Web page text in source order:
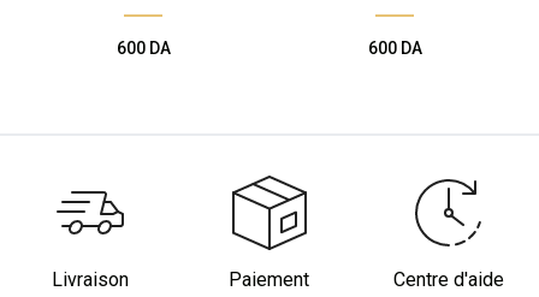
600 DA 600 DA
Livraison Paiement Centre d'aide